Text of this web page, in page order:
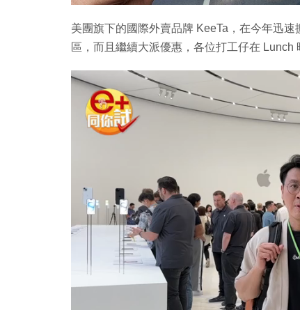
美團旗下的國際外賣品牌 KeeTa，在今年迅
區，而且繼續大派優惠，各位打工仔在 Lunch